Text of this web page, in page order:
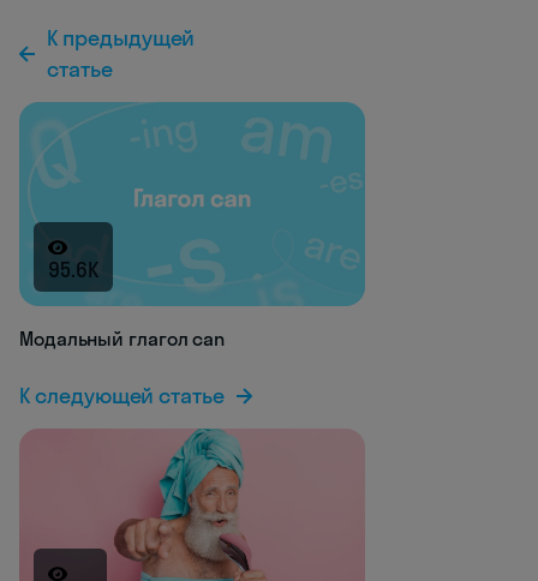
К предыдущей
статье
95.6K
Модальный глагол can
К следующей статье